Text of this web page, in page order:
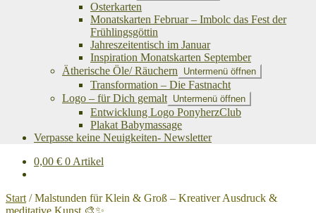
Osterkarten
Monatskarten Februar – Imbolc das Fest der
Frühlingsgöttin
Jahreszeitentisch im Januar
Inspiration Monatskarten September
Ätherische Öle/ Räuchern
Untermenü öffnen
Transformation – Die Fastnacht
Logo – für Dich gemalt Untermenü öffnen
Entwicklung Logo PonyherzClub
Plakat Babymassage
Verpasse keine Neuigkeiten- Newsletter
0,00 € 0 Artikel
Start /Malstunden für Klein & Groß – Kreativer Ausdruck &
meditative Kunst 🎨✨